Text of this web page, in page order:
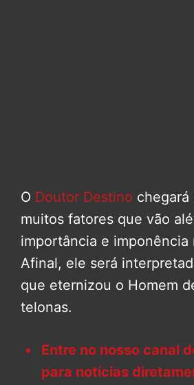
O Doutor Destino chegará
muitos fatores que vão
importância e imponência
Afinal, ele será
que eternizou o Homem
telonas.
Entre no nosso canal
para notícias